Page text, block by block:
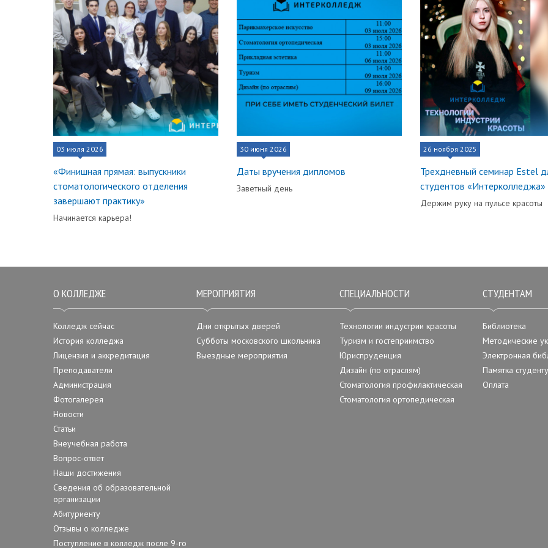
03 июля 2026
«Финишная прямая: выпускники
стоматологического отделения
завершают практику»
Начинается карьера!
30 июня 2026
Даты вручения дипломов
Заветный день
26 ноября 2025
Трехдневный семинар Estel
студентов «Интерколледжа»
Держим руку на пульсе красоты
О КОЛЛЕДЖЕ
Колледж сейчас
История колледжа
Лицензия и аккредитация
Преподаватели
Администрация
Фотогалерея
Новости
Статьи
Внеучебная работа
Вопрос-ответ
Наши достижения
Сведения об образовательной
организации
Абитуриенту
Отзывы о колледже
Поступление в колледж после 9-го
МЕРОПРИЯТИЯ
Дни открытых дверей
Субботы московского школьника
Выездные мероприятия
СПЕЦИАЛЬНОСТИ
Технологии индустрии красоты
Туризм и гостеприимство
Юриспруденция
Дизайн (по отраслям)
Стоматология профилактическая
Стоматология ортопедическая
СТУДЕНТАМ
Библиотека
Методические
Электронная
Памятка студенту
Оплата